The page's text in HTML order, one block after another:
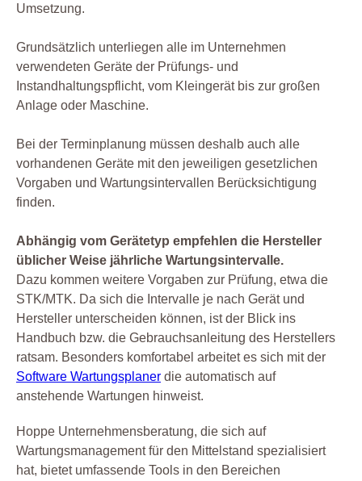
Umsetzung.
Grundsätzlich unterliegen alle im Unternehmen
verwendeten Geräte der Prüfungs- und
Instandhaltungspflicht, vom Kleingerät bis zur großen
Anlage oder Maschine.
Bei der Terminplanung müssen deshalb auch alle
vorhandenen Geräte mit den jeweiligen gesetzlichen
Vorgaben und Wartungsintervallen Berücksichtigung
finden.
Abhängig vom Gerätetyp empfehlen die Hersteller
üblicher Weise jährliche Wartungsintervalle.
Dazu kommen weitere Vorgaben zur Prüfung, etwa die
STK/MTK. Da sich die Intervalle je nach Gerät und
Hersteller unterscheiden können, ist der Blick ins
Handbuch bzw. die Gebrauchsanleitung des Herstellers
ratsam. Besonders komfortabel arbeitet es sich mit der
Software Wartungsplaner die automatisch auf
anstehende Wartungen hinweist.
Hoppe Unternehmensberatung, die sich auf
Wartungsmanagement für den Mittelstand spezialisiert
hat, bietet umfassende Tools in den Bereichen